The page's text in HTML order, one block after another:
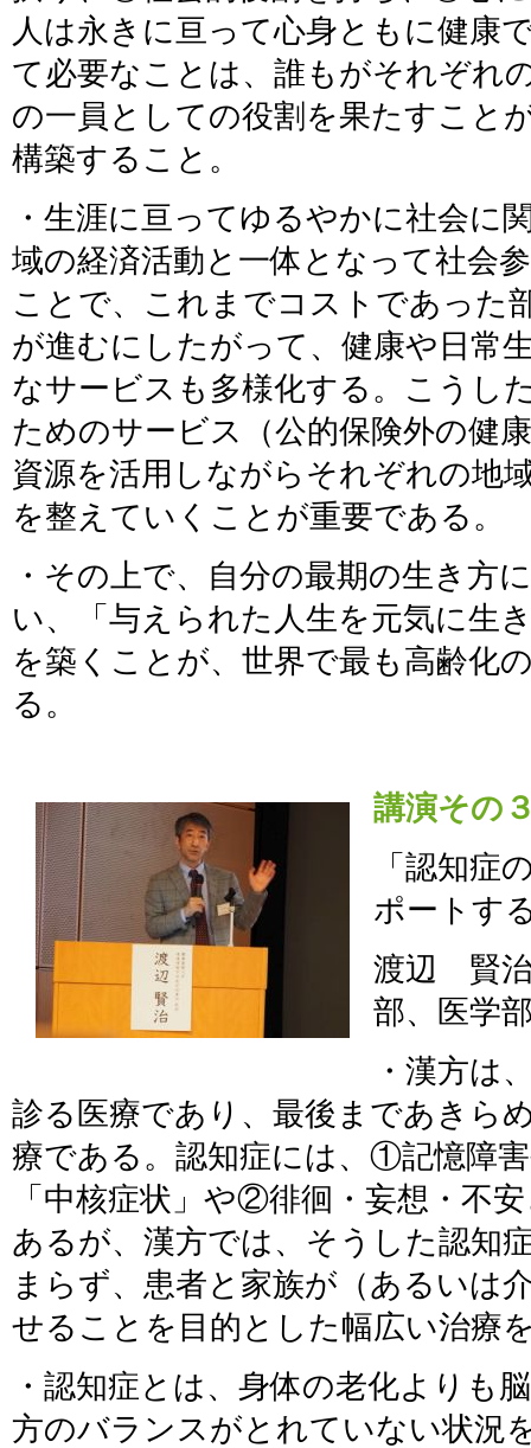
人は永きに亘って心身ともに健康
て必要なことは、誰もがそれぞれ
の一員としての役割を果たすこと
構築すること。
・生涯に亘ってゆるやかに社会に
域の経済活動と一体となって社会
ことで、これまでコストであった
が進むにしたがって、健康や日常
なサービスも多様化する。こうし
ためのサービス（公的保険外の健
資源を活用しながらそれぞれの地
を整えていくことが重要である。
・その上で、自分の最期の生き方
い、「与えられた人生を元気に生
を築くことが、世界で最も高齢化
る。
講演その
「認知症
ポートす
渡辺 賢治
部、医学
・漢方は
診る医療であり、最後まであきら
療である。認知症には、①記憶障
「中核症状」や②徘徊・妄想・不
あるが、漢方では、そうした認知
まらず、患者と家族が（あるいは
せることを目的とした幅広い治療
・認知症とは、身体の老化よりも
方のバランスがとれていない状況